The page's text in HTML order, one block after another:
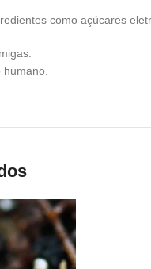
como açúcares
humano.